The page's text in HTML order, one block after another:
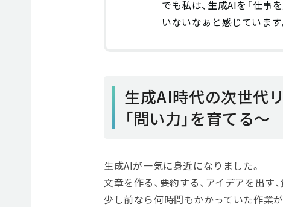
でも私は、生成AIを「仕事
いないなぁと感じています
生成AI時代の次世代
「問い力」を育てる〜
生成AIが一気に身近になりました。
文章を作る、要約する、アイデアを出す
少し前なら何時間もかかっていた作業が